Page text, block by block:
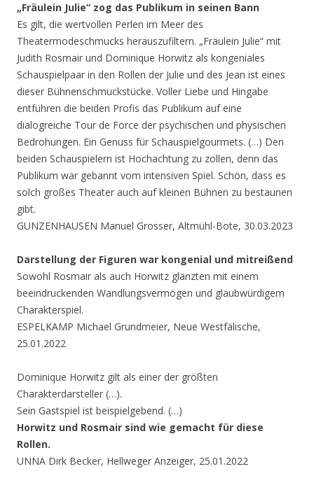
„Fräulein Julie“ zog das Publikum in seinen Bann
Es gilt, die wertvollen Perlen im Meer des
Theatermodeschmucks herauszufiltern. „Fräulein Julie“ mit
Judith Rosmair und Dominique Horwitz als kongeniales
Schauspielpaar in den Rollen der Julie und des Jean ist eines
dieser Bühnenschmuckstücke. Voller Liebe und Hingabe
entführen die beiden Profis das Publikum auf eine
dialogreiche Tour de Force der psychischen und physischen
Bedrohungen. Ein Genuss für Schauspielgourmets. (…) Den
beiden Schauspielern ist Hochachtung zu zollen, denn das
Publikum war gebannt vom intensiven Spiel. Schön, dass es
solch großes Theater auch auf kleinen Bühnen zu bestaunen
gibt.
GUNZENHAUSEN Manuel Grosser, Altmühl-Bote, 30.03.2023
Darstellung der Figuren war kongenial und mitreißend
Sowohl Rosmair als auch Horwitz glänzten mit einem
beeindruckenden Wandlungsvermögen und glaubwürdigem
Charakterspiel.
ESPELKAMP Michael Grundmeier, Neue Westfälische,
25.01.2022
Dominique Horwitz gilt als einer der größten
Charakterdarsteller (…).
Sein Gastspiel ist beispielgebend. (…)
Horwitz und Rosmair sind wie gemacht für diese
Rollen.
UNNA Dirk Becker, Hellweger Anzeiger, 25.01.2022